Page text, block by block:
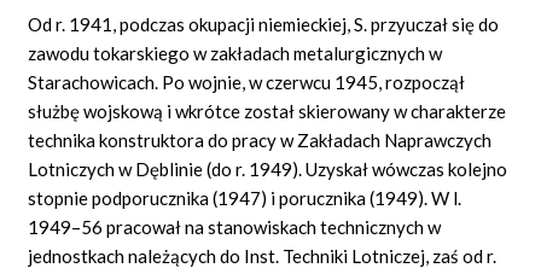
Od r. 1941, podczas okupacji niemieckiej, S. przyuczał się do
zawodu tokarskiego w zakładach metalurgicznych w
Starachowicach. Po wojnie, w czerwcu 1945, rozpoczął
służbę wojskową i wkrótce został skierowany w charakterze
technika konstruktora do pracy w Zakładach Naprawczych
Lotniczych w Dęblinie (do r. 1949). Uzyskał wówczas kolejno
stopnie podporucznika (1947) i porucznika (1949). W l.
1949–56 pracował na stanowiskach technicznych w
jednostkach należących do Inst. Techniki Lotniczej, zaś od r.